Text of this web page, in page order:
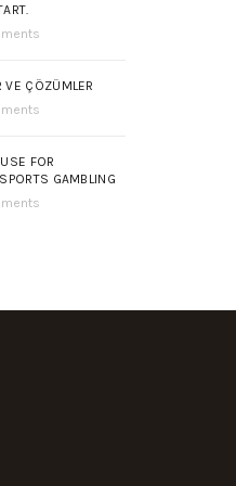
VE ÇÖZÜMLER
FOR
GAMBLING